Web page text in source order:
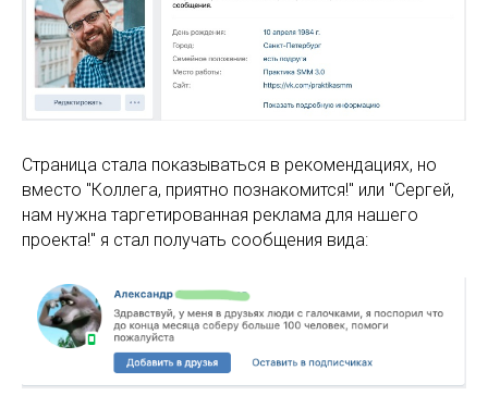
Страница стала показываться в рекомендациях, но
вместо "Коллега, приятно познакомится!" или "Сергей,
нам нужна таргетированная реклама для нашего
проекта!" я стал получать сообщения вида: